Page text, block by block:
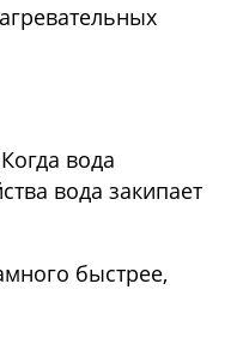
вода
вода закипает
быстрее,